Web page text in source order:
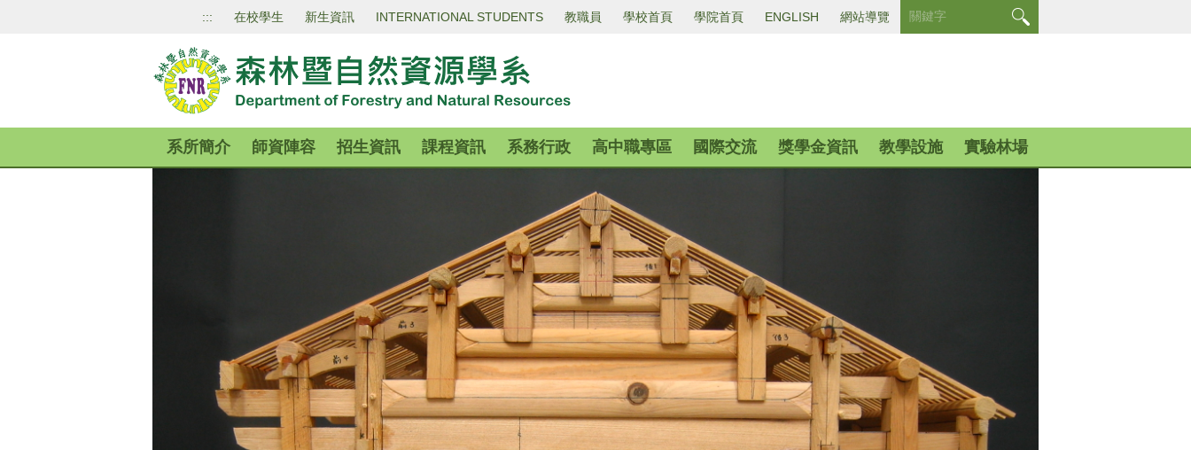
::: 在校學生 新生資訊 INTERNATIONAL STUDENTS 教職員 學校首頁 學院首頁 ENGLISH 網站導覽
系所簡介 師資陣容 招生資訊 課程資訊 系務行政 高中職專區 國際交流 獎學金資訊 教學設施 實驗林場